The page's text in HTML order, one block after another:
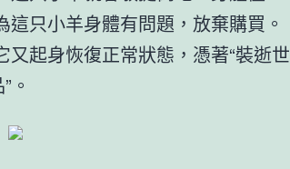
只小羊身體有問題，放棄購買。
又起身恢復正常狀態，憑著“裝逝世
。